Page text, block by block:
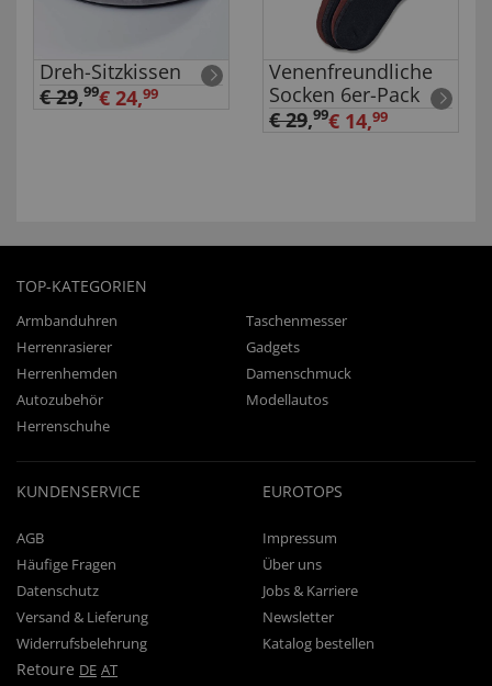
Dreh-Sitzkissen
€ 29,99€ 24,99
Venenfreundliche
Socken 6er-Pack
€ 29,99€ 14,99
TOP-KATEGORIEN
Armbanduhren
Taschenmesser
Herrenrasierer
Gadgets
Herrenhemden
Damenschmuck
Autozubehör
Modellautos
Herrenschuhe
KUNDENSERVICE
AGB
Häufige Fragen
Datenschutz
Versand & Lieferung
Widerrufsbelehrung
Retoure DE AT
EUROTOPS
Impressum
Über uns
Jobs & Karriere
Newsletter
Katalog bestellen